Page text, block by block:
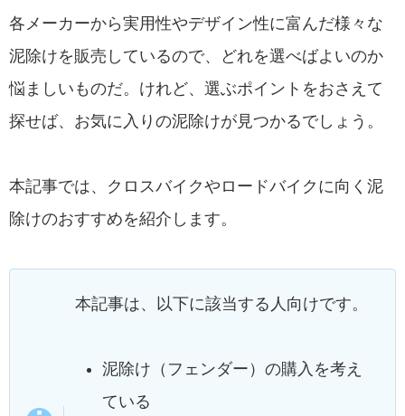
各メーカーから実用性やデザイン性に富んだ様々な
泥除けを販売しているので、どれを選べばよいのか
悩ましいものだ。けれど、選ぶポイントをおさえて
探せば、お気に入りの泥除けが見つかるでしょう。
本記事では、クロスバイクやロードバイクに向く泥
除けのおすすめを紹介します。
本記事は、以下に該当する人向けです。
泥除け（フェンダー）の購入を考え
ている